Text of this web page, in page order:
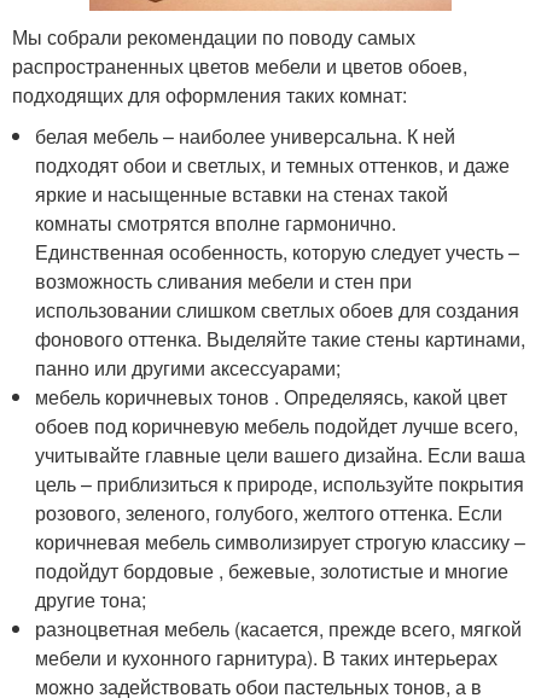
Мы собрали рекомендации по поводу самых
распространенных цветов мебели и цветов обоев,
подходящих для оформления таких комнат:
белая мебель – наиболее универсальна. К ней
подходят обои и светлых, и темных оттенков, и даже
яркие и насыщенные вставки на стенах такой
комнаты смотрятся вполне гармонично.
Единственная особенность, которую следует учесть –
возможность сливания мебели и стен при
использовании слишком светлых обоев для создания
фонового оттенка. Выделяйте такие стены картинами,
панно или другими аксессуарами;
мебель коричневых тонов . Определяясь, какой цвет
обоев под коричневую мебель подойдет лучше всего,
учитывайте главные цели вашего дизайна. Если ваша
цель – приблизиться к природе, используйте покрытия
розового, зеленого, голубого, желтого оттенка. Если
коричневая мебель символизирует строгую классику –
подойдут бордовые , бежевые, золотистые и многие
другие тона;
разноцветная мебель (касается, прежде всего, мягкой
мебели и кухонного гарнитура). В таких интерьерах
можно задействовать обои пастельных тонов, а в